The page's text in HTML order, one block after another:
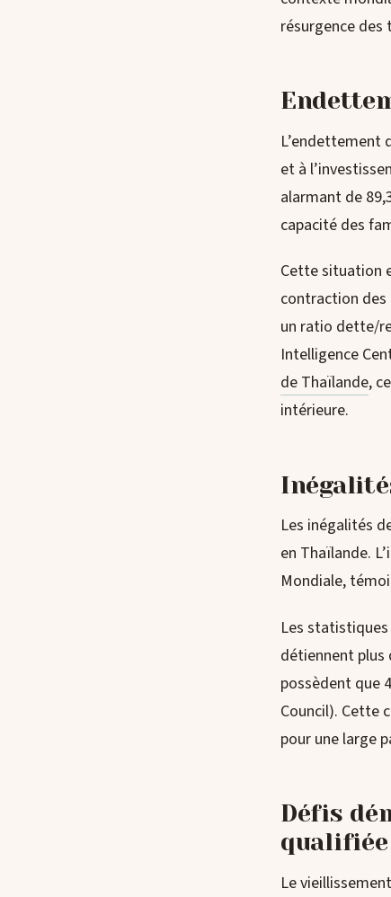
résurgence
L’endettement
et à
alarmant de
capacité des
Cette situation
contraction des
un ratio dette/
Intelligence
de Thaïlande,
intérieure.
Les inégalités
en Thaïlande.
Mondiale,
Les
détiennent plus
possèdent que
Council). Cette
pour une large
Défis
qualifiée
Le